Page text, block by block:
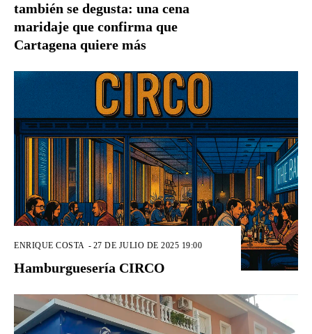
también se degusta: una cena
maridaje que confirma que
Cartagena quiere más
ENRIQUE COSTA - 27 DE JULIO DE 2025 19:00
Hamburguesería CIRCO